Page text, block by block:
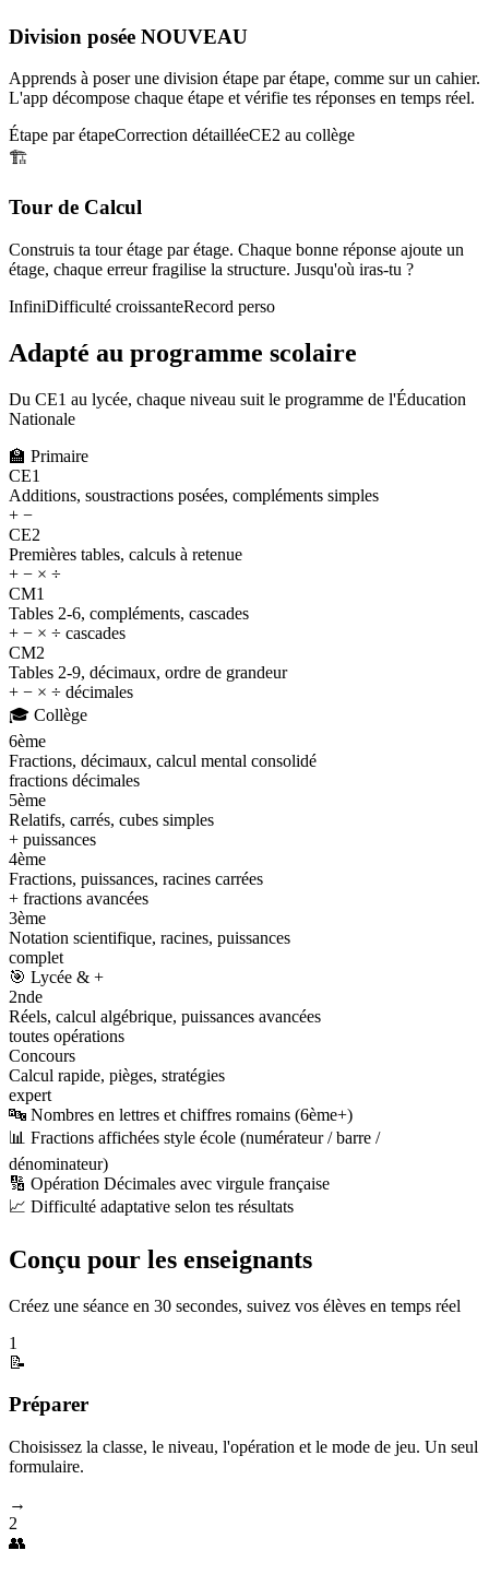
Division posée NOUVEAU
Apprends à poser une division étape par étape, comme sur un cahier.
L'app décompose chaque étape et vérifie tes réponses en temps réel.
Étape par étapeCorrection détailléeCE2 au collège
🏗️
Tour de Calcul
Construis ta tour étage par étage. Chaque bonne réponse ajoute un
étage, chaque erreur fragilise la structure. Jusqu'où iras-tu ?
InfiniDifficulté croissanteRecord perso
Adapté au programme scolaire
Du CE1 au lycée, chaque niveau suit le programme de l'Éducation
Nationale
🏫 Primaire
CE1
Additions, soustractions posées, compléments simples
+ −
CE2
Premières tables, calculs à retenue
+ − × ÷
CM1
Tables 2-6, compléments, cascades
+ − × ÷ cascades
CM2
Tables 2-9, décimaux, ordre de grandeur
+ − × ÷ décimales
🎓 Collège
6ème
Fractions, décimaux, calcul mental consolidé
fractions décimales
5ème
Relatifs, carrés, cubes simples
+ puissances
4ème
Fractions, puissances, racines carrées
+ fractions avancées
3ème
Notation scientifique, racines, puissances
complet
🎯 Lycée & +
2nde
Réels, calcul algébrique, puissances avancées
toutes opérations
Concours
Calcul rapide, pièges, stratégies
expert
🔤 Nombres en lettres et chiffres romains (6ème+)
📊 Fractions affichées style école (numérateur / barre /
dénominateur)
🔢 Opération Décimales avec virgule française
📈 Difficulté adaptative selon tes résultats
Conçu pour les enseignants
Créez une séance en 30 secondes, suivez vos élèves en temps réel
1
📝
Préparer
Choisissez la classe, le niveau, l'opération et le mode de jeu. Un seul
formulaire.
→
2
👥